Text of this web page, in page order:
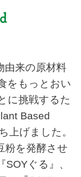
来の原材料
をもっとおい
に挑戦するた
Based
上げました。
粉を発酵させ
ぐる』、